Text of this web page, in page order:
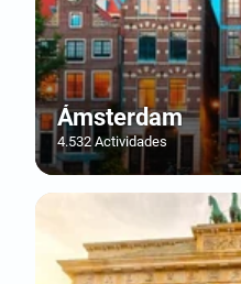
Ámsterdam
4.532 Actividades